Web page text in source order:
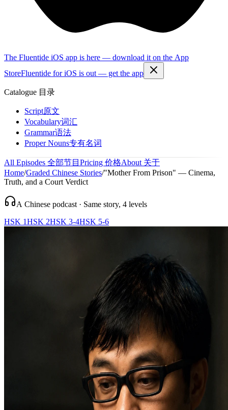
The Fluentide iOS app is here — download it on the App
StoreFluentide for iOS is out — get the app
Catalogue 目录
Script原文
Vocabulary词汇
Grammar语法
Proper Nouns专有名词
All Episodes 全部节目 Pricing 价格About 关于
Home/Graded Chinese Stories/"Mother From Prison" — Cinema,
Truth, and a Court Verdict
A Chinese podcast · Same story, 4 levels
HSK 1HSK 2HSK 3-4HSK 5-6